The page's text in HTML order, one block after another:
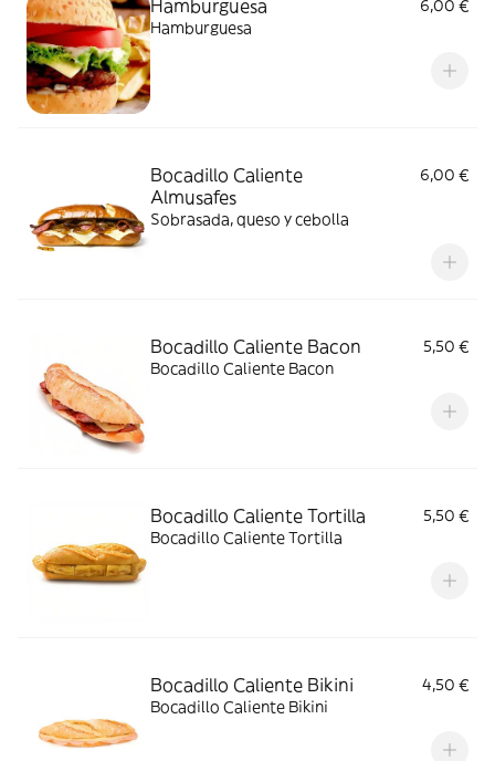
Hamburguesa
6,00 €
Hamburguesa
Bocadillo Caliente
Almusafes
6,00 €
Sobrasada, queso y cebolla
Bocadillo Caliente Bacon
5,50 €
Bocadillo Caliente Bacon
Bocadillo Caliente Tortilla
5,50 €
Bocadillo Caliente Tortilla
Bocadillo Caliente Bikini
4,50 €
Bocadillo Caliente Bikini